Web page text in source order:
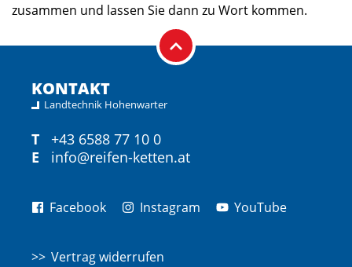
zusammen und lassen Sie dann zu Wort kommen.
KONTAKT
Landtechnik Hohenwarter
T
+43 6588 77 10 0
E
info@reifen-ketten.at
Facebook Instagram YouTube
Vertrag widerrufen